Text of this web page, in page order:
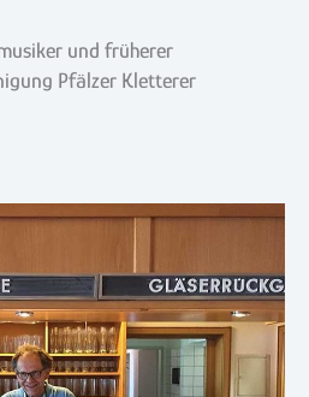
und früherer
Pfälzer Kletterer